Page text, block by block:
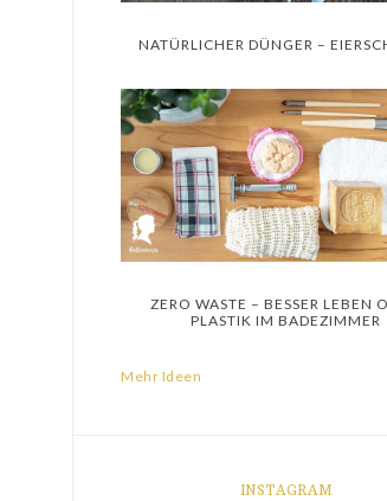
NATÜRLICHER DÜNGER –
ZERO WASTE – BESSER LEBEN
PLASTIK IM BADEZIMMER
Mehr Ideen
INSTAGRAM